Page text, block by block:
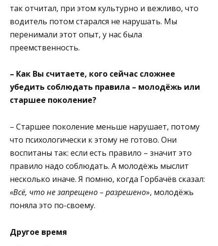
так отчитал, при этом культурно и вежливо, что
водитель потом старался не нарушать. Мы
перенимали этот опыт, у нас была
преемственность.
– Как Вы считаете, кого сейчас сложнее
убедить соблюдать правила – молодёжь или
старшее поколение?
– Старшее поколение меньше нарушает, потому
что психологически к этому не готово. Они
воспитаны так: если есть правило – значит это
правило надо соблюдать. А молодёжь мыслит
несколько иначе. Я помню, когда Горбачёв сказал:
«Всё, что не запрещено – разрешено», молодёжь
поняла это по-своему.
Другое время